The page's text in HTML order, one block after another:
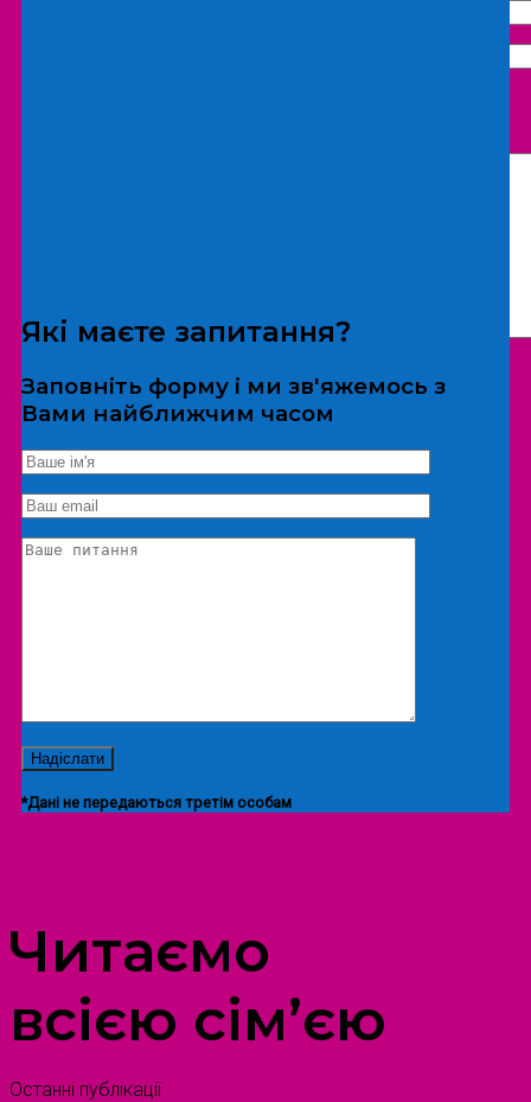
*Дані не передаються третім особам
Екскурсія/локація
Які маєте запитання?
Заповніть форму і ми зв'яжемось з
Вами найближчим часом
*Дані не передаються третім особам
Читаємо
всією сім’єю
Останні публікації